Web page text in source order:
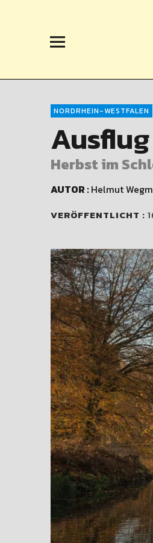
NORDRHEIN-WESTFALEN
Herbst im
AUTOR :Helmut
VERÖFFENTLICHT :